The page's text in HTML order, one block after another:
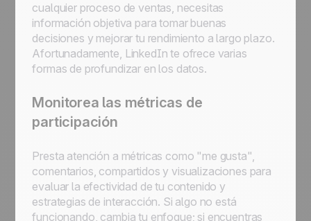
cualquier proceso de ventas, necesitas
información objetiva para tomar buenas
decisiones y mejorar tu rendimiento a largo plazo.
Afortunadamente, LinkedIn te ofrece varias
formas de profundizar en los datos.
Monitorea las métricas de
participación
Presta atención a métricas como "me gusta",
comentarios, compartidos y visualizaciones para
evaluar la efectividad de tu contenido y
estrategias de interacción. Si algo no está
funcionando, cambia tu enfoque; si encuentras